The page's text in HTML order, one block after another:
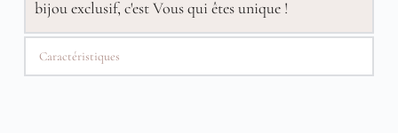
bijou exclusif, c'est Vous qui êtes unique !
Caractéristiques